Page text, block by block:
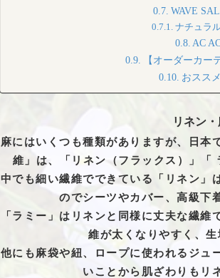
WAVE
ナチュラ
AC
【オーダーカー
おスス
リネン
麻にはいくつも種類がありますが、日本
維」は、「リネン（フラックス）」「
中でも細い繊維でできている「リネン」
のでシーツやカバー、高級下
「ラミー」はリネンと同様に丈夫な繊
維が太くなりやすく、生
他にも麻袋や紐、ロープに使われるジュ
いことから肌ざわりもリ